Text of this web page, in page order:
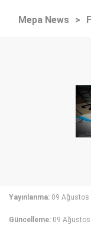
Mepa News >
Yayınlanma: 09 Ağustos
Güncelleme: 09 Ağustos